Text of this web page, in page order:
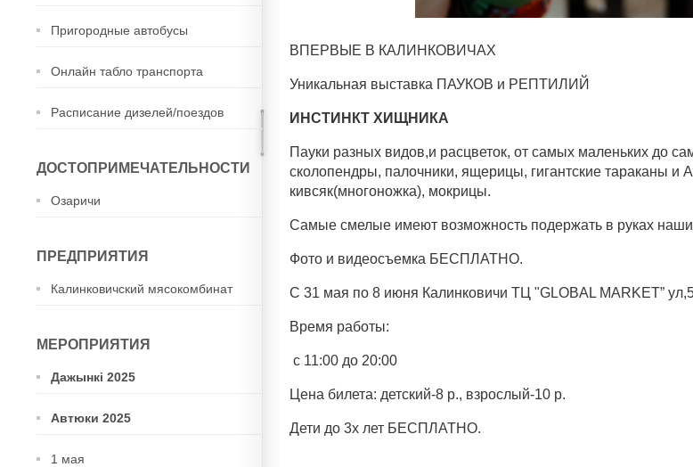
Пригородные автобусы
Онлайн табло транспорта
Расписание дизелей/поездов
ДОСТОПРИМЕЧАТЕЛЬНОСТИ
Озаричи
ПРЕДПРИЯТИЯ
Калинковичский мясокомбинат
МЕРОПРИЯТИЯ
Дажынкі 2025
Автюки 2025
1 мая
ВПЕРВЫЕ В КАЛИНКОВИЧАХ
Уникальная выставка ПАУКОВ и РЕПТИЛИЙ
ИНСТИНКТ ХИЩНИКА
Пауки разных видов,и расцветок, от самых маленьких до
сколопендры, палочники, ящерицы, гигантские тараканы и
кивсяк(многоножка), мокрицы.
Самые смелые имеют возможность подержать в руках
Фото и видеосъемка БЕСПЛАТНО.
С 31 мая по 8 июня Калинковичи ТЦ "GLOBAL MARKET”
Время работы:
с 11:00 до 20:00
Цена билета: детский-8 р., взрослый-10 р.
Дети до 3х лет БЕСПЛАТНО.